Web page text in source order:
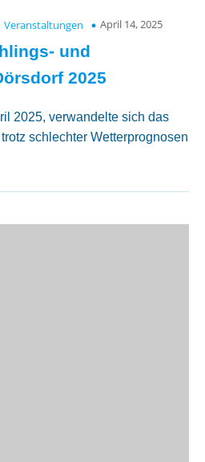
Veranstaltungen April 14, 2025
und
2025
2025, verwandelte sich das
schlechter Wetterprognosen